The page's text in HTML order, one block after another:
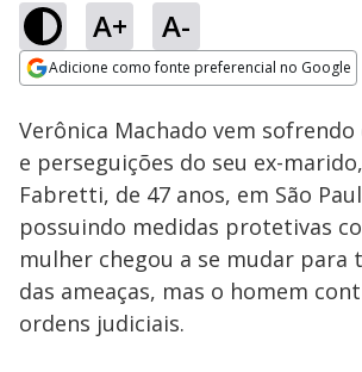
A+ A-
Adicione como fonte preferencial no Google
Ativar
Loaded :
16.16%
Verônica Machado vem sofrendo
e perseguições do seu ex-
Fabretti, de 47 anos, em São
possuindo medidas protetivas
mulher chegou a se mudar para
das ameaças, mas o homem
ordens judiciais.